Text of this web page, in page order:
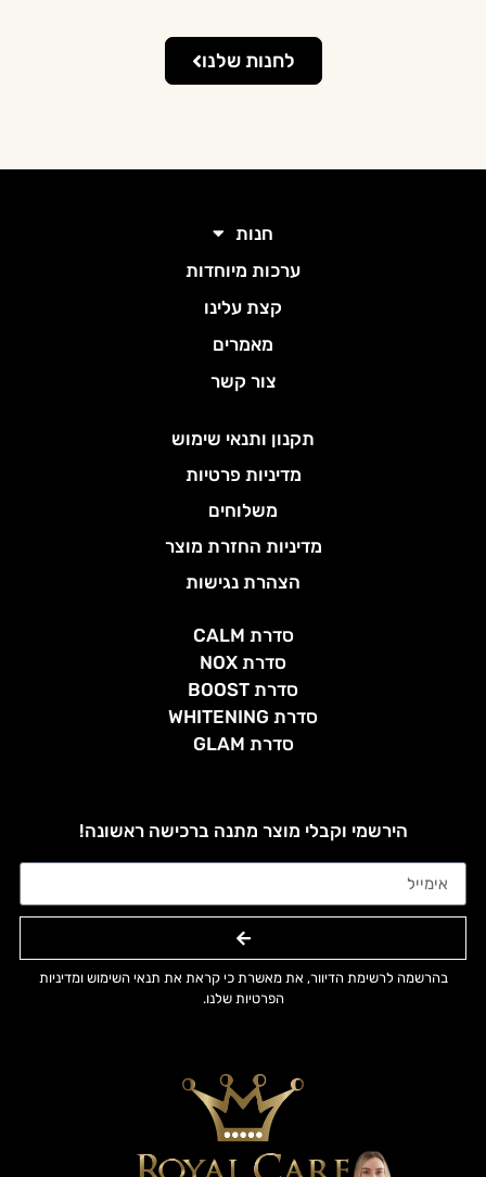
לחנות שלנו
חנות
ערכות מיוחדות
קצת עלינו
מאמרים
צור קשר
תקנון ותנאי שימוש
מדיניות פרטיות
משלוחים
מדיניות החזרת מוצר
הצהרת נגישות
סדרת CALM
סדרת NOX
סדרת BOOST
סדרת WHITENING
סדרת GLAM
הירשמי וקבלי מוצר מתנה ברכישה ראשונה!
בהרשמה לרשימת הדיוור, את מאשרת כי קראת את תנאי השימוש ומדיניות
הפרטיות שלנו.